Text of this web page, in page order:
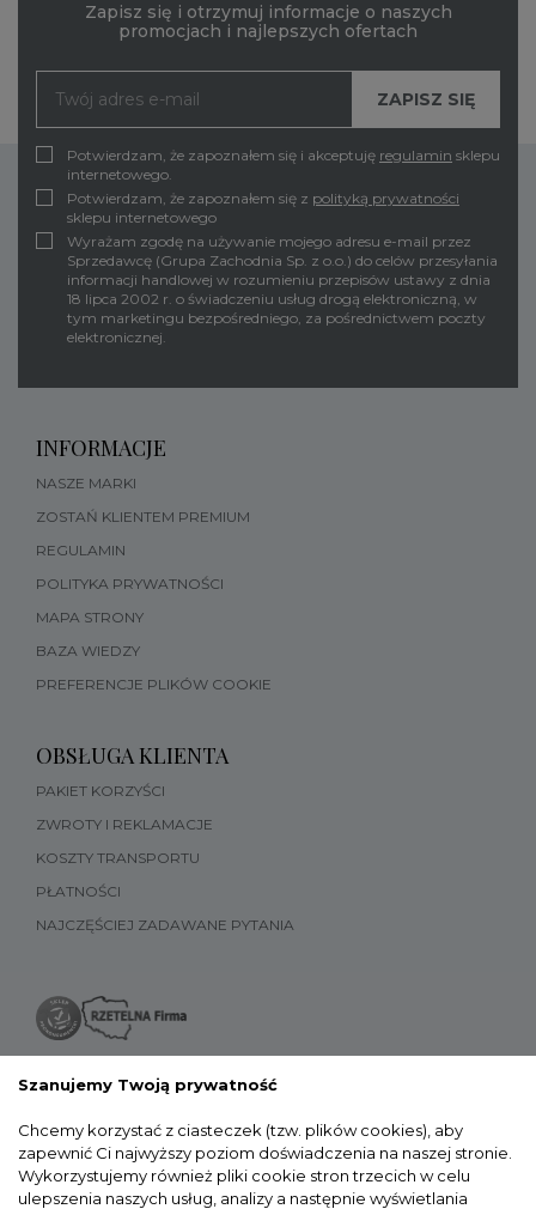
Zapisz się i otrzymuj informacje o naszych
promocjach i najlepszych ofertach
Potwierdzam, że zapoznałem się i akceptuję regulamin sklepu
internetowego.
Potwierdzam, że zapoznałem się z polityką prywatności
sklepu internetowego
Wyrażam zgodę na używanie mojego adresu e-mail przez
Sprzedawcę (Grupa Zachodnia Sp. z o.o.) do celów przesyłania
informacji handlowej w rozumieniu przepisów ustawy z dnia
18 lipca 2002 r. o świadczeniu usług drogą elektroniczną, w
tym marketingu bezpośredniego, za pośrednictwem poczty
elektronicznej.
INFORMACJE
NASZE MARKI
ZOSTAŃ KLIENTEM PREMIUM
REGULAMIN
POLITYKA PRYWATNOŚCI
MAPA STRONY
BAZA WIEDZY
PREFERENCJE PLIKÓW COOKIE
OBSŁUGA KLIENTA
PAKIET KORZYŚCI
ZWROTY I REKLAMACJE
KOSZTY TRANSPORTU
PŁATNOŚCI
NAJCZĘŚCIEJ ZADAWANE PYTANIA
Szanujemy Twoją prywatność
Chcemy korzystać z ciasteczek (tzw. plików cookies), aby
zapewnić Ci najwyższy poziom doświadczenia na naszej stronie.
Wykorzystujemy również pliki cookie stron trzecich w celu
ulepszenia naszych usług, analizy a następnie wyświetlania